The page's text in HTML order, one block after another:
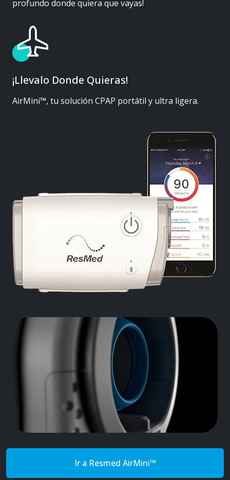
profundo donde quiera que vayas!
¡Llevalo Donde Quieras!
AirMini™, tu solución CPAP portátil y ultra ligera.
Ir a Resmed AirMini™